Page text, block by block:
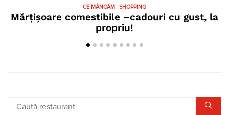
CE MÂNCĂM SHOPPING
Mărțișoare comestibile –cadouri cu gust, la
propriu!